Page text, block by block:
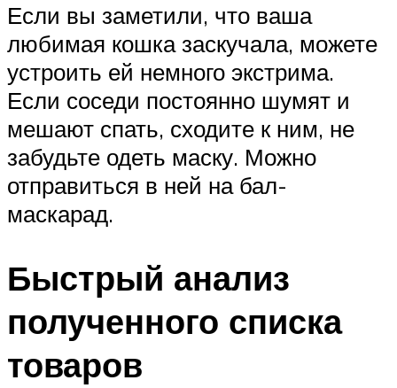
Если вы заметили, что ваша
любимая кошка заскучала, можете
устроить ей немного экстрима.
Если соседи постоянно шумят и
мешают спать, сходите к ним, не
забудьте одеть маску. Можно
отправиться в ней на бал-
маскарад.
Быстрый анализ
полученного списка
товаров